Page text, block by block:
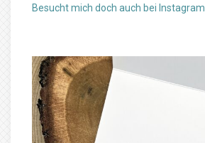
Besucht mich doch auch bei Instagram.